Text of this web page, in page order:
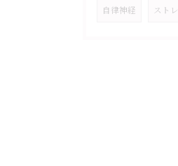
自律神経 スト